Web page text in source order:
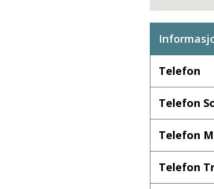
Telefon
Telefon
Telefon
Telefon